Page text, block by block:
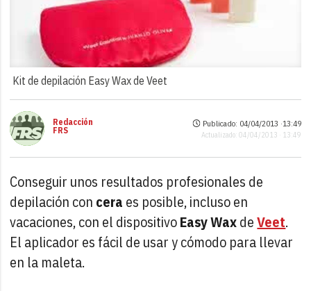
Kit de depilación Easy Wax de Veet
Redacción
FRS
Publicado: 04/04/2013 ·13:49
Actualizado: 04/04/2013 · 13:49
Conseguir unos resultados profesionales de
depilación con cera es posible, incluso en
vacaciones, con el dispositivoEasy WaxdeVeet.
El aplicador es fácil de usar y cómodo para llevar
en la maleta.